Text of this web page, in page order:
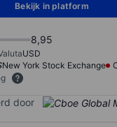
Bekijk in platform
8,95
USD
New York Stock Exchange
door